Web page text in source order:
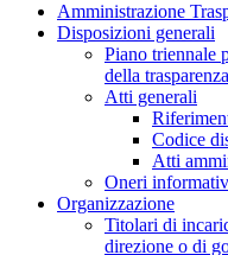
Amministrazione
Disposizioni generali
Piano triennale
della trasparenza
Atti generali
Codice
Atti
Oneri
Organizzazione
Titolari di
direzione o di